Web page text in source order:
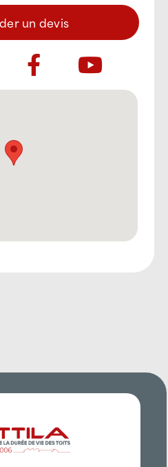
un devis